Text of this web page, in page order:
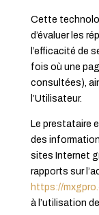
Cette
d’évaluer les
l’efficacité de
fois où une
consultées),
l’Utilisateur.
Le prestataire
des
sites Internet
rapports sur
https://
à l’utilisation